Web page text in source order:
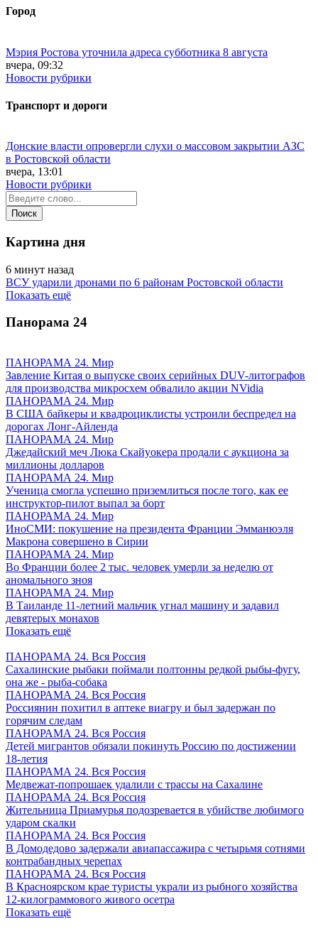
Город
Мэрия Ростова уточнила адреса субботника 8 августа
вчера, 09:32
Новости рубрики
Транспорт и дороги
Донские власти опровергли слухи о массовом закрытии АЗС
в Ростовской области
вчера, 13:01
Новости рубрики
Картина дня
6 минут назад
ВСУ ударили дронами по 6 районам Ростовской области
Показать ещё
Панорама 24
ПАНОРАМА 24. Мир
Завление Китая о выпуске своих серийных DUV-литографов
для производства микросхем обвалило акции NVidia
ПАНОРАМА 24. Мир
В США байкеры и квадроциклисты устроили беспредел на
дорогах Лонг-Айленда
ПАНОРАМА 24. Мир
Джедайский меч Люка Скайуокера продали с аукциона за
миллионы долларов
ПАНОРАМА 24. Мир
Ученица смогла успешно приземлиться после того, как ее
инструктор-пилот выпал за борт
ПАНОРАМА 24. Мир
ИноСМИ: покушение на президента Франции Эмманюэля
Макрона совершено в Сирии
ПАНОРАМА 24. Мир
Во Франции более 2 тыс. человек умерли за неделю от
аномального зноя
ПАНОРАМА 24. Мир
В Таиланде 11-летний мальчик угнал машину и задавил
девятерых монахов
Показать ещё
ПАНОРАМА 24. Вся Россия
Сахалинские рыбаки поймали полтонны редкой рыбы-фугу,
она же - рыба-собака
ПАНОРАМА 24. Вся Россия
Россиянин похитил в аптеке виагру и был задержан по
горячим следам
ПАНОРАМА 24. Вся Россия
Детей мигрантов обязали покинуть Россию по достижении
18-летия
ПАНОРАМА 24. Вся Россия
Медвежат-попрошаек удалили с трассы на Сахалине
ПАНОРАМА 24. Вся Россия
Жительница Приамурья подозревается в убийстве любимого
ударом скалки
ПАНОРАМА 24. Вся Россия
В Домодедово задержали авиапассажира с четырьмя сотнями
контрабандных черепах
ПАНОРАМА 24. Вся Россия
В Красноярском крае туристы украли из рыбного хозяйства
12-килограммового живого осетра
Показать ещё